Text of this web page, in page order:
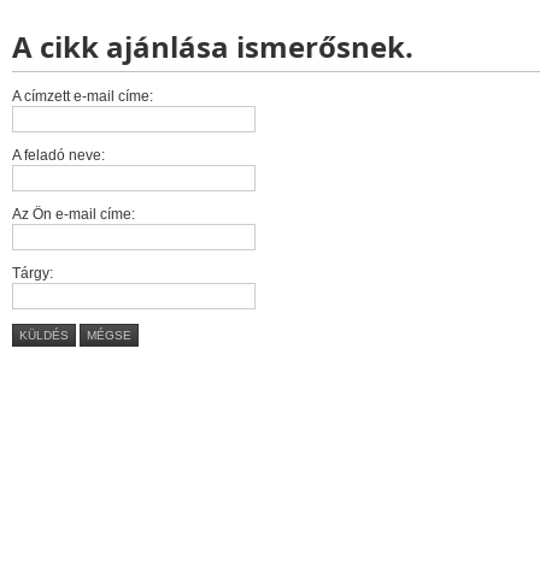
A cikk ajánlása ismerősnek.
A címzett e-mail címe:
A feladó neve:
Az Ön e-mail címe:
Tárgy:
KÜLDÉS MÉGSE